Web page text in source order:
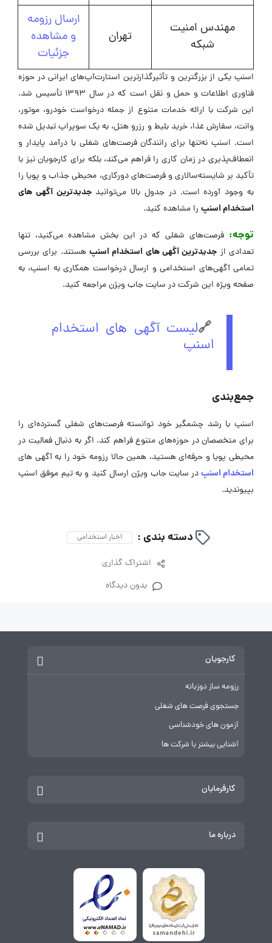
مهندس امنیت
شبکه
تهران
ارسال رزومه
و مشاهده
جزئیات
اسنپ یکی از بزرگترین و تأثیرگذارترین استارت‌آپ‌های ایرانی در حوزه
فناوری اطلاعات و حمل و نقل است که در سال ۱۳۹۳ تأسیس شد.
این شرکت با ارائه خدمات متنوع از جمله درخواست خودرو، موتور،
وانت، سفارش غذا، خرید بلیط و رزرو هتل، به یک سوپراپ تبدیل شده
است. اسنپ نه‌تنها برای رانندگان فرصت‌های شغلی با درآمد پایدار و
انعطاف‌پذیری در زمان کاری را فراهم می‌کند، بلکه برای کارجویان نیز با
تأکید بر شایسته‌سالاری و فرصت‌های دورکاری، محیطی جذاب و پویا را
به وجود آورده است. در جدول بالا می‌توانیدجدیدترین آگهی های
استخدام اسنپ را مشاهده کنید.
توجه: فرصت‌های شغلی که در این بخش مشاهده می‌کنید، تنها
تعدادی از جدیدترین آگهی های استخدام اسنپ هستند. برای بررسی
تمامی آگهی‌های استخدامی و ارسال درخواست همکاری به اسنپ، به
صفحه ویژه این شرکت در ‌سایت جاب ویژن مراجعه کنید.
🔗لیست آگهی های استخدام
اسنپ
جمع‌بندی
اسنپ با رشد چشمگیر خود توانسته فرصت‌های شغلی گسترده‌ای را
برای متخصصان در حوزه‌های متنوع فراهم کند. اگر به دنبال فعالیت در
محیطی پویا و حرفه‌ای هستید، همین حالا رزومه خود را به آگهی ‌های
استخدام اسنپدر سایت جاب ویژن ارسال کنید و به تیم موفق اسنپ
بپیوندید.
دسته بندی : اخبار استخدامی
اشتراک گذاری
بدون دیدگاه
کارجویان
رزومه ساز دوزبانه
جستجوی فرصت های شغلی
آزمون های خودشناسی
آشنایی بیشتر با شرکت ها
کارفرمایان
درباره ما